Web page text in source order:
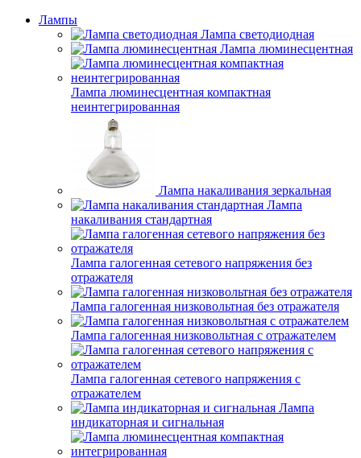
Лампы
Лампа светодиодная
Лампа люминесцентная
Лампа люминесцентная компактная
неинтегрированная
Лампа накаливания зеркальная
Лампа
накаливания стандартная
Лампа галогенная сетевого напряжения без
отражателя
Лампа галогенная низковольтная без отражателя
Лампа галогенная низковольтная с отражателем
Лампа галогенная сетевого напряжения с
отражателем
Лампа
индикаторная и сигнальная